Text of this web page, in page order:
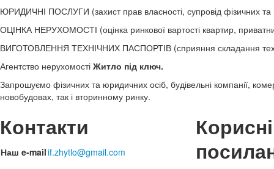
ЮРИДИЧНІ ПОСЛУГИ (захист прав власності, супровід фізичних
ОЦІНКА НЕРУХОМОСТІ (оцінка ринкової вартості квартир,
ВИГОТОВЛЕННЯ ТЕХНІЧНИХ ПАСПОРТІВ (сприяння складання
Агентство нерухомості Житло під ключ.
Запрошуємо фізичних та юридичних осіб, будівельні компанії,
новобудовах, так і вторинному ринку.
Контакти
Наш e-mailif.zhytlo@gmail.com
Корисні